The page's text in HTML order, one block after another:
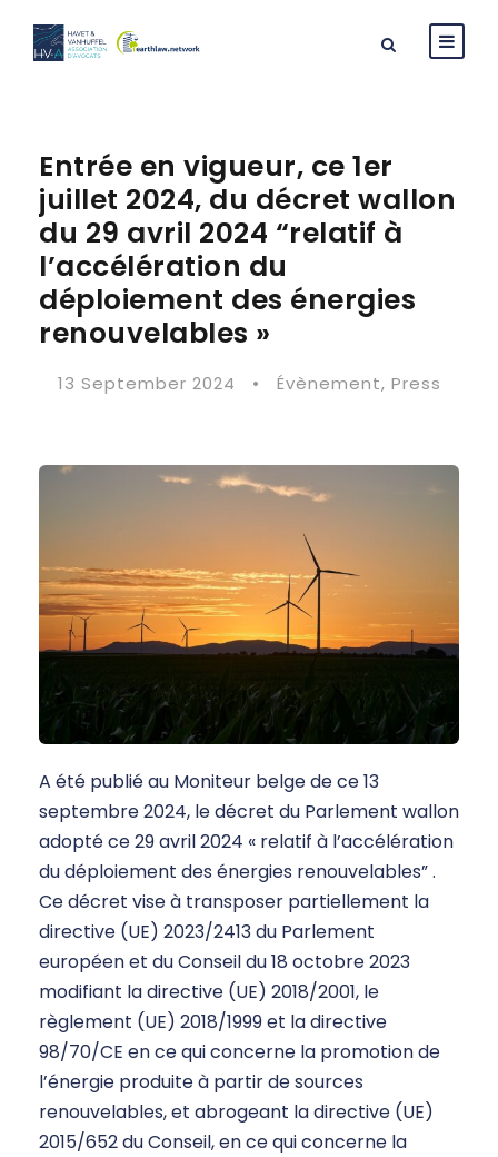
Entrée en vigueur, ce 1er
juillet 2024, du décret wallon
du 29 avril 2024 “relatif à
l’accélération du
déploiement des énergies
renouvelables »
13 September 2024 • Évènement, Press
A été publié au Moniteur belge de ce 13
septembre 2024, le décret du Parlement wallon
adopté ce 29 avril 2024 « relatif à l’accélération
du déploiement des énergies renouvelables” .
Ce décret vise à transposer partiellement la
directive (UE) 2023/2413 du Parlement
européen et du Conseil du 18 octobre 2023
modifiant la directive (UE) 2018/2001, le
règlement (UE) 2018/1999 et la directive
98/70/CE en ce qui concerne la promotion de
l’énergie produite à partir de sources
renouvelables, et abrogeant la directive (UE)
2015/652 du Conseil, en ce qui concerne la